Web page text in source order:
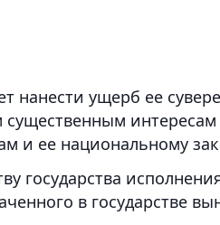
нанести ущерб ее
и ее национальному
государства
в государстве